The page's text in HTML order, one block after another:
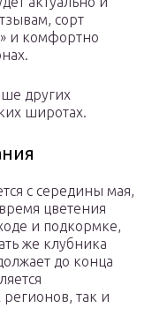
сорт
и комфортно
других
широтах.
с середины мая,
цветения
и подкормке,
же клубника
до конца
так и